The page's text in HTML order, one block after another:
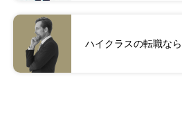
ハイクラスの転職なら